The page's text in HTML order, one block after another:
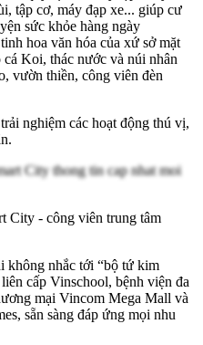
tập cơ, máy đạp xe... giúp cư
sức khỏe hàng ngày
hoa văn hóa của xứ sở mặt
Koi, thác nước và núi nhân
vườn thiền, công viên đèn
nghiệm các hoạt động thú vị,
City - công viên trung tâm
không nhắc tới “bộ tứ kim
cấp Vinschool, bệnh viện đa
mại Vincom Mega Mall và
sẵn sàng đáp ứng mọi nhu